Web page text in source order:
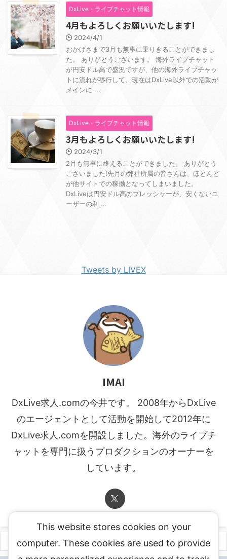
DxLive・ライブチャット情報
4月もよろしくお願いいたします!
2024/4/1
おかげさまで3月も無事に乗りきることができまし
た。 ありがとうございます。 海外ライブチャット
が円安ドル高で盛況ですが、他の海外ライブチャッ
トに流れが移行して、現在はDxLive以外での活動が
メインに ...
DxLive・ライブチャット情報
3月もよろしくお願いいたします!
2024/3/1
2月も無事に終えることができました。 ありがとう
ございました!先月の弊社所属の皆さんは、ほとんど
が他サイトでの稼働となってしまいました。
DxLiveは円安ドル高のプレッシャーが、安くないユ
ーザーの利 ...
Tweets by LIVEX
IMAI
DxLive求人.comの今井です。 2008年からDxLive
のエージェントとして活動を開始して2012年に
DxLive求人.comを開設しました。海外のライブチ
ャットを専門に扱うプロダクションのオーナーを
しています。
This website stores cookies on your
computer. These cookies are used to provide